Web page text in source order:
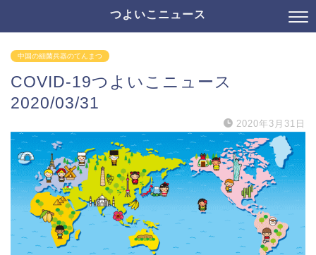
つよいこニュース
中国の細菌兵器のてんまつ
COVID-19つよいこニュース
2020/03/31
2020年3月31日